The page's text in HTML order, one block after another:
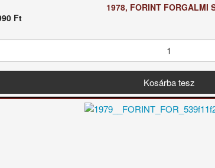
1978, FORINT FORGALMI
Ft